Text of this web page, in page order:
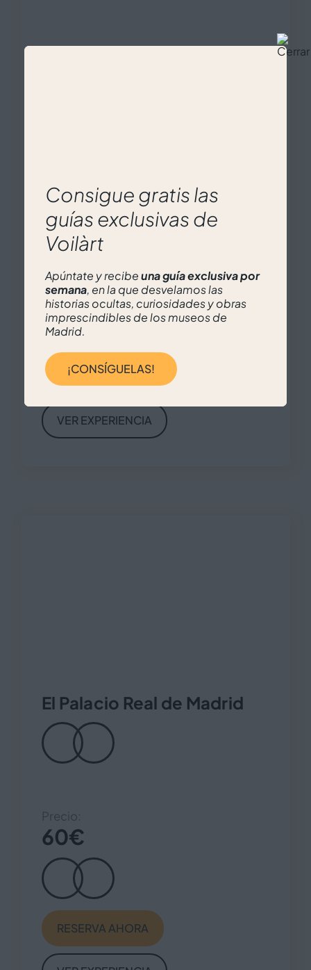
149€
RESERVA AHORA
VER EXPERIENCIA
El Palacio Real de Madrid
Precio:
60€
RESERVA AHORA
Consigue gratis las
guías exclusivas de
Voilàrt
Apúntate y recibeuna guía exclusiva por
semana, en la que desvelamos las
historias ocultas, curiosidades y obras
imprescindibles de los museos de
Madrid.
¡CONSÍGUELAS!